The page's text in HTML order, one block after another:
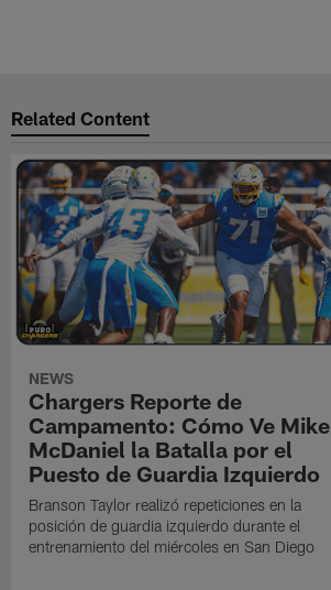
Related Content
NEWS
Chargers Reporte de
Campamento: Cómo Ve Mike
McDaniel la Batalla por el
Puesto de Guardia Izquierdo
Branson Taylor realizó repeticiones en la
posición de guardia izquierdo durante el
entrenamiento del miércoles en San Diego